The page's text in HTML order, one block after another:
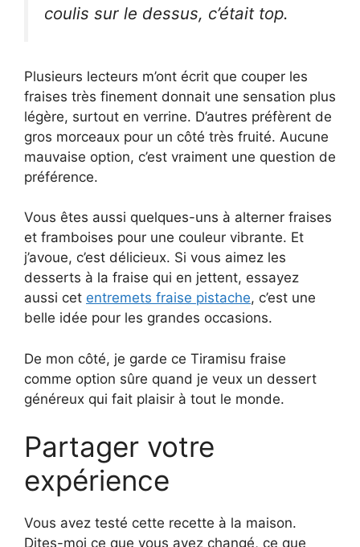
coulis sur le dessus, c’était top.
Plusieurs lecteurs m’ont écrit que couper les
fraises très finement donnait une sensation plus
légère, surtout en verrine. D’autres préfèrent de
gros morceaux pour un côté très fruité. Aucune
mauvaise option, c’est vraiment une question de
préférence.
Vous êtes aussi quelques-uns à alterner fraises
et framboises pour une couleur vibrante. Et
j’avoue, c’est délicieux. Si vous aimez les
desserts à la fraise qui en jettent, essayez
aussi cet entremets fraise pistache, c’est une
belle idée pour les grandes occasions.
De mon côté, je garde ce Tiramisu fraise
comme option sûre quand je veux un dessert
généreux qui fait plaisir à tout le monde.
Partager votre
expérience
Vous avez testé cette recette à la maison.
Dites-moi ce que vous avez changé, ce que